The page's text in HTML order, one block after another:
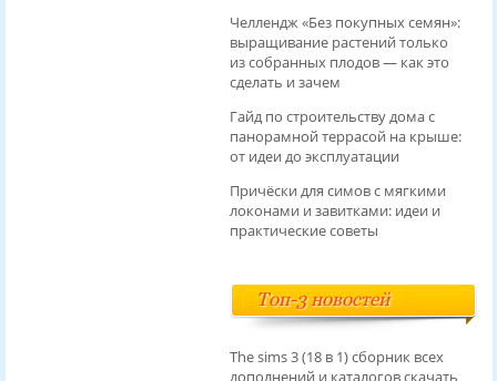
Челлендж «Без покупных семян»:
выращивание растений только
из собранных плодов — как это
сделать и зачем
Гайд по строительству дома с
панорамной террасой на крыше:
от идеи до эксплуатации
Причёски для симов с мягкими
локонами и завитками: идеи и
практические советы
Топ-3 новостей
The sims 3 (18 в 1) сборник всех